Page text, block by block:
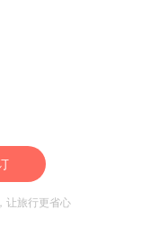
让旅行更省心